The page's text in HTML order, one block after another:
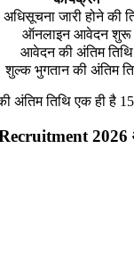
अधिसूचना जारी होने की
ऑनलाइन आवेदन शुरू
आवेदन की अंतिम तिथि
शुल्क भुगतान की अंतिम
अंतिम तिथि एक ही है